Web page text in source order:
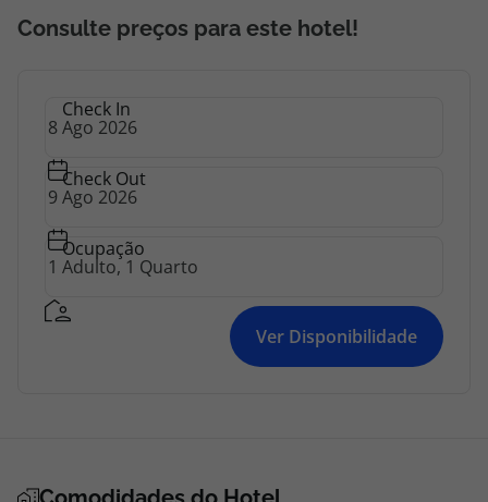
Consulte preços para este hotel!
Check In
Check Out
Ocupação
Ver Disponibilidade